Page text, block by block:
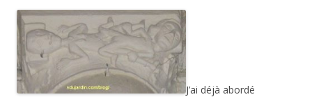
J’ai déjà abordé